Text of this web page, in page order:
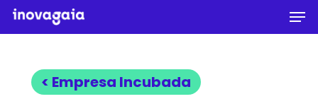
Skip
to
content< Empresa Incubada